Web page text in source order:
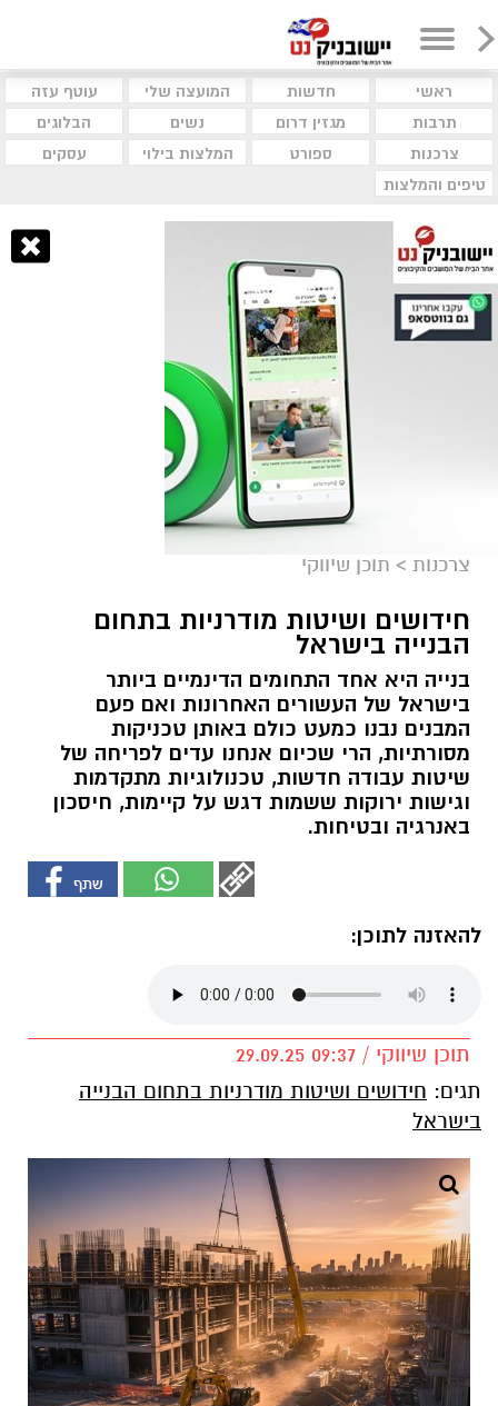
ראשי חדשות המועצה שלי
עוטף עזה
תרבות
מגזין דרום נשים
הבלוגים
צרכנות
ספורט המלצות בילוי
עסקים
טיפים והמלצות
צרכנות > תוכן שיווקי
חידושים ושיטות מודרניות בתחום
הבנייה בישראל
בנייה היא אחד התחומים הדינמיים ביותר
בישראל של העשורים האחרונות ואם פעם
המבנים נבנו כמעט כולם באותן טכניקות
מסורתיות, הרי שכיום אנחנו עדים לפריחה של
שיטות עבודה חדשות, טכנולוגיות מתקדמות
וגישות ירוקות ששמות דגש על קיימות, חיסכון
באנרגיה ובטיחות.
להאזנה לתוכן:
תוכן שיווקי / 09:37 29.09.25
תגים: חידושים ושיטות מודרניות בתחום הבנייה
בישראל